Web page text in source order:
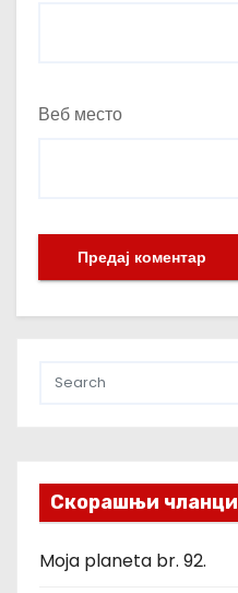
Веб место
Скорашњи чланци
Moja planeta br. 92.